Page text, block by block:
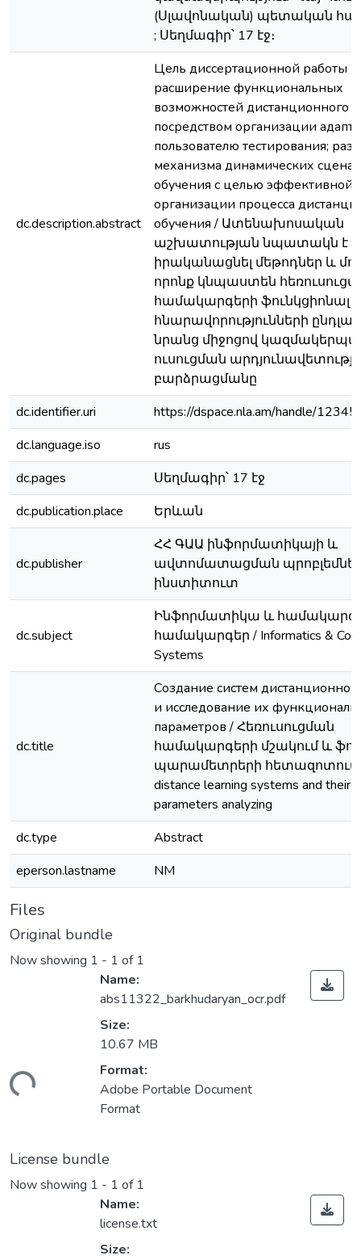
(Սլավոնական) պետական
; Սեղմագիր՝ 17 էջ։
dc.description.abstract
Цель диссертационной работы -
расширение функциональных
возможностей дистанционного
посредством организации
пользователю тестирования;
механизма динамических
обучения с целью эффективной
организации процесса
обучения / Ատենախոսական
աշխատության նպատակն է
իրականացնել մեթոդներ և
որոնք կնպաստեն
համակարգերի ֆունկցիոնալ
հնարավորությունների
նրանց միջոցով
ուսուցման
բարձրացմանը
dc.identifier.uri
https://dspace.nla.am/handle/
dc.language.iso
rus
dc.pages
Սեղմագիր՝ 17 էջ
dc.publication.place
Երևան
dc.publisher
ՀՀ ԳԱԱ ինֆորմատիկայի և
ավտոմատացման
ինստիտուտ
dc.subject
Ինֆորմատիկա և
համակարգեր / Informatics &
Systems
dc.title
Создание систем
и исследование их
параметров / Հեռուսուցման
համակարգերի մշակում և
պարամետրերի հետազոտում /
distance learning systems and their
parameters analyzing
dc.type
Abstract
eperson.lastname
NM
Files
Original bundle
Now showing 1 - 1 of 1
Name:
abs11322_barkhudaryan_ocr.pdf
Size:
10.67 MB
Format:
Adobe Portable Document
Format
License bundle
Now showing 1 - 1 of 1
Name:
license.txt
Size: